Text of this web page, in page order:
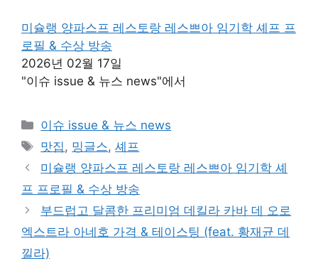
미슐랭 양파스프 레스토랑 레스쁘아 임기학 셰프 프
로필 & 수상 방송
2026년 02월 17일
"이슈 issue & 뉴스 news"에서
카
테
리
이슈 issue & 뉴스 news
태
그
맛집, 밍글스,셰프
미슐랭 양파스프 레스토랑 레스쁘아 임기학 셰
프 프로필 & 수상 방송
부드럽고 달콤한 프리미엄 데킬라 카바 데 오로
엑스트라 아네호 가격 & 테이스팅 (feat. 황재균 데
낄라)